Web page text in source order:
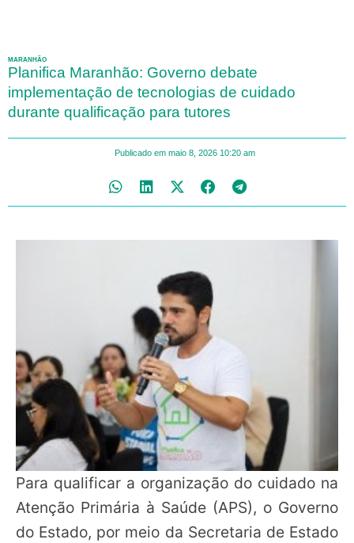
MARANHÃO
Planifica Maranhão: Governo debate
implementação de tecnologias de cuidado
durante qualificação para tutores
Publicado em maio 8, 2026 10:20 am
Para qualificar a organização do cuidado na
Atenção Primária à Saúde (APS), o Governo
do Estado, por meio da Secretaria de Estado